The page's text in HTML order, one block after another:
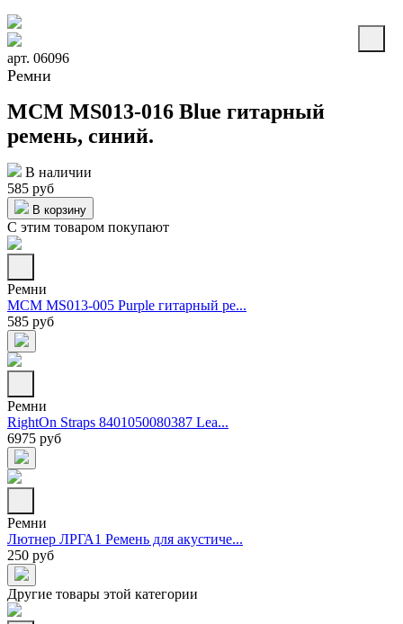
арт. 06096
Ремни
MCM MS013-016 Blue гитарный
ремень, синий.
В наличии
585 руб
В корзину
С этим товаром покупают
Ремни
MCM MS013-005 Purple гитарный ре...
585 руб
Ремни
RightOn Straps 8401050080387 Lea...
6975 руб
Ремни
Лютнер ЛРГА1 Ремень для акустиче...
250 руб
Другие товары этой категории